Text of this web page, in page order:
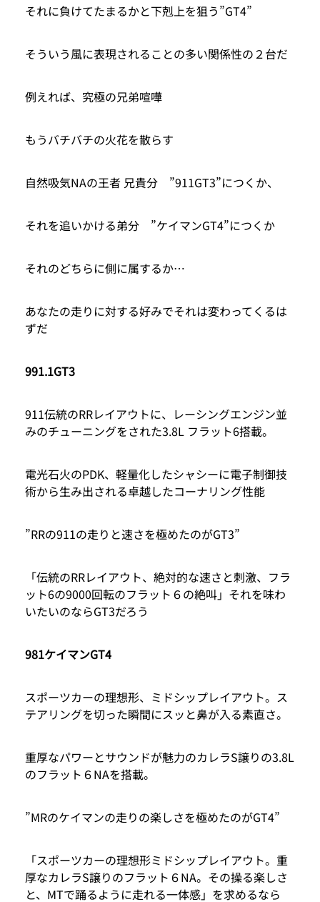
それに負けてたまるかと下剋上を狙う”GT4”
そういう風に表現されることの多い関係性の２台だ
例えれば、究極の兄弟喧嘩
もうバチバチの火花を散らす
自然吸気NAの王者 兄貴分 ”911GT3”につくか、
それを追いかける弟分 ”ケイマンGT4”につくか
それのどちらに側に属するか…
あなたの走りに対する好みでそれは変わってくるは
ずだ
991.1GT3
911伝統のRRレイアウトに、レーシングエンジン並
みのチューニングをされた3.8L フラット6搭載。
電光石火のPDK、軽量化したシャシーに電子制御技
術から生み出される卓越したコーナリング性能
”RRの911の走りと速さを極めたのがGT3”
「伝統のRRレイアウト、絶対的な速さと刺激、フラ
ット6の9000回転のフラット６の絶叫」それを味わ
いたいのならGT3だろう
981ケイマンGT4
スポーツカーの理想形、ミドシップレイアウト。ス
テアリングを切った瞬間にスッと鼻が入る素直さ。
重厚なパワーとサウンドが魅力のカレラS譲りの3.8L
のフラット６NAを搭載。
”MRのケイマンの走りの楽しさを極めたのがGT4”
「スポーツカーの理想形ミドシップレイアウト。重
厚なカレラS譲りのフラット６NA。その操る楽しさ
と、MTで踊るように走れる一体感」を求めるなら